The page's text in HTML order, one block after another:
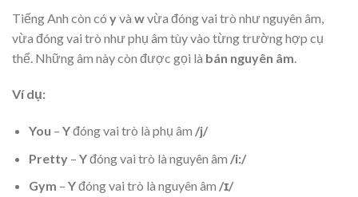
Tiếng Anh còn có yvà wvừa đóng vai trò như nguyên âm,
vừa đóng vai trò như phụ âm tùy vào từng trường hợp cụ
thể. Những âm này còn được gọi là bán nguyên âm
Ví dụ:
You – Yđóng vai trò là phụ âm /j/
Pretty– Yđóng vai trò là nguyên âm /i:/
Gym – Yđóng vai trò là nguyên âm /ɪ/